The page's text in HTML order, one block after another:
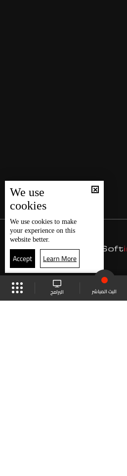
البث المباشر البرامج
We use
cookies
We use cookies to make
your experience on this
website better.
Accept Learn More
الجدول البث المباشر